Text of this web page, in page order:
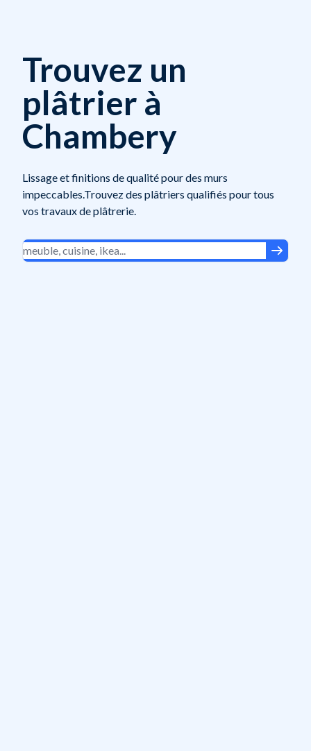
Trouvez un
plâtrier à
Chambery
Lissage et finitions de qualité pour des murs
impeccables.Trouvez des plâtriers qualifiés pour tous
vos travaux de plâtrerie.